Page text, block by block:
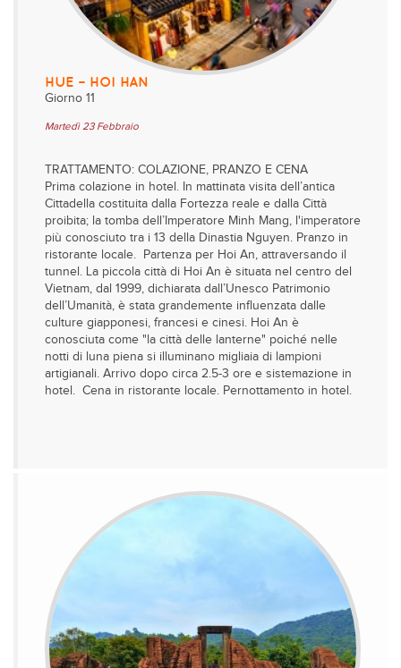
HUE – HOI HAN
Giorno 11
Martedì 23 Febbraio
TRATTAMENTO: COLAZIONE, PRANZO E CENA
Prima colazione in hotel. In mattinata visita dell’antica
Cittadella costituita dalla Fortezza reale e dalla Città
proibita; la tomba dell’Imperatore Minh Mang, l'imperatore
più conosciuto tra i 13 della Dinastia Nguyen. Pranzo in
ristorante locale. Partenza per Hoi An, attraversando il
tunnel. La piccola città di Hoi An è situata nel centro del
Vietnam, dal 1999, dichiarata dall’Unesco Patrimonio
dell’Umanità, è stata grandemente influenzata dalle
culture giapponesi, francesi e cinesi. Hoi An è
conosciuta come "la città delle lanterne" poiché nelle
notti di luna piena si illuminano migliaia di lampioni
artigianali. Arrivo dopo circa 2.5-3 ore e sistemazione in
hotel. Cena in ristorante locale. Pernottamento in hotel.